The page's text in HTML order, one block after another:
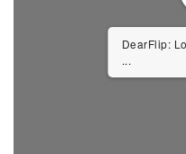
DearFlip:
...